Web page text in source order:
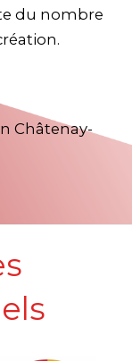
du nombre
Châtenay-